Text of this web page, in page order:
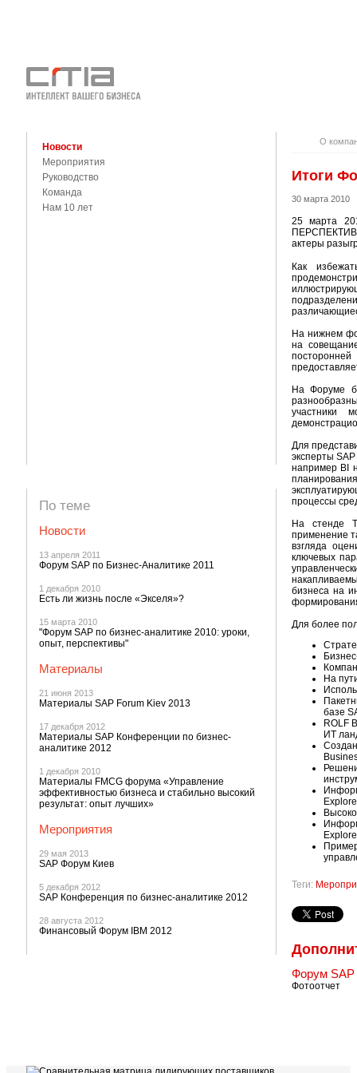
Новости
Мероприятия
Руководство
Команда
Нам 10 лет
По теме
Новости
13 апреля 2011
Форум SAP по Бизнес-Аналитике 2011
1 декабря 2010
Eсть ли жизнь после «Экселя»?
15 марта 2010
"Форум SAP по бизнес-аналитике 2010: уроки,
опыт, перспективы"
Материалы
21 июня 2013
Материалы SAP Forum Kiev 2013
17 декабря 2012
Материалы SAP Конференции по бизнес-
аналитике 2012
1 декабря 2010
Материалы FMCG форума «Управление
эффективностью бизнеса и стабильно высокий
результат: опыт лучших»
Мероприятия
29 мая 2013
SAP Форум Киев
5 декабря 2012
SAP Конференция по бизнес-аналитике 2012
28 августа 2012
Финансовый Форум IBM 2012
О
Итоги
30 марта 2010
25 марта
актеры
Как
На нижнем
на
На Форуме
участники
Для
эксперты
например BI
процессы
На стенде
применение
взгляда
ключевых
бизнеса на
Для более
На
базе
ROLF
ИТ
Теги:
Форум
Фотоотчет